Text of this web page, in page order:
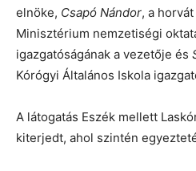
elnöke, Csapó Nándor, a
Minisztérium nemzetiségi
igazgatóságának a vezetője és
Kórógyi Általános Iskola
A látogatás Eszék mellett
kiterjedt, ahol szintén